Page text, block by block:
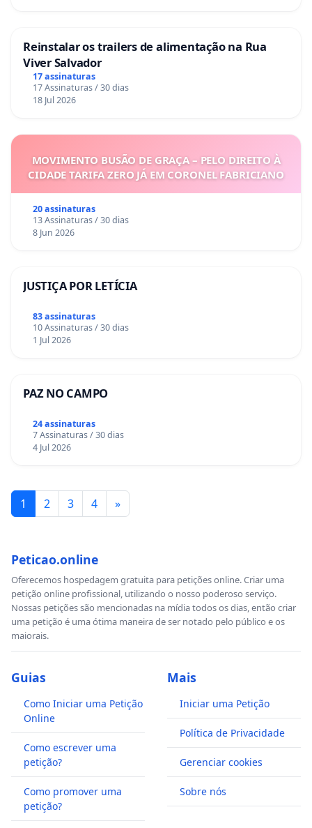
Reinstalar os trailers de alimentação na Rua
Viver Salvador
17 assinaturas
17 Assinaturas / 30 dias
18 Jul 2026
MOVIMENTO BUSÃO DE GRAÇA – PELO DIREITO À
CIDADE TARIFA ZERO JÁ EM CORONEL FABRICIANO
20 assinaturas
13 Assinaturas / 30 dias
8 Jun 2026
JUSTIÇA POR LETÍCIA
83 assinaturas
10 Assinaturas / 30 dias
1 Jul 2026
PAZ NO CAMPO
24 assinaturas
7 Assinaturas / 30 dias
4 Jul 2026
1 2 3 4 »
Peticao.online
Oferecemos hospedagem gratuita para petições online. Criar uma
petição online profissional, utilizando o nosso poderoso serviço.
Nossas petições são mencionadas na mídia todos os dias, então criar
uma petição é uma ótima maneira de ser notado pelo público e os
maiorais.
Guias
Como Iniciar uma Petição
Online
Como escrever uma
petição?
Como promover uma
petição?
Mais
Iniciar uma Petição
Política de Privacidade
Gerenciar cookies
Sobre nós